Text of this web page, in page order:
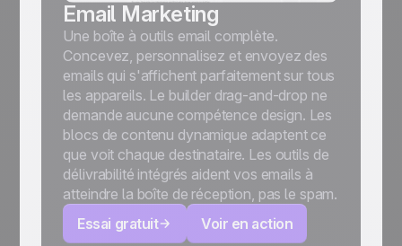
Email Marketing
Une boîte à outils email complète.
Concevez, personnalisez et envoyez des
emails qui s'affichent parfaitement sur tous
les appareils. Le builder drag-and-drop ne
demande aucune compétence design. Les
blocs de contenu dynamique adaptent ce
que voit chaque destinataire. Les outils de
délivrabilité intégrés aident vos emails à
atteindre la boîte de réception, pas le spam.
Essai gratuit
Voir en action